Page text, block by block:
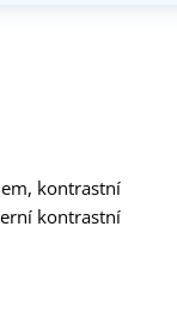
kontrastní
kontrastní